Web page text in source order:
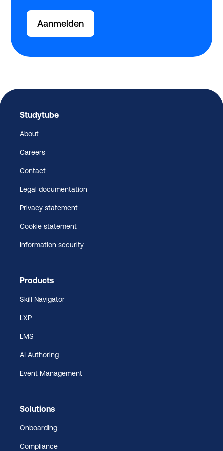
Aanmelden
Studytube
About
Careers
Contact
Legal documentation
Privacy statement
Cookie statement
Information security
Products
Skill Navigator
LXP
LMS
AI Authoring
Event Management
Solutions
Onboarding
Compliance